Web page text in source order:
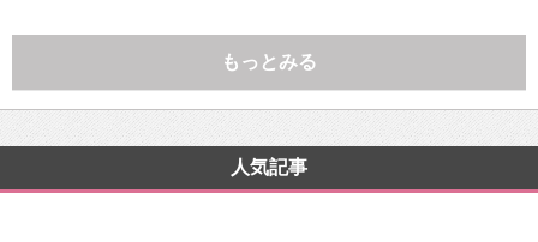
もっとみる
人気記事